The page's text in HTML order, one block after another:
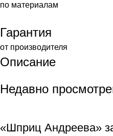
по материалам
Гарантия
от производителя
Описание
Недавно
«Шприц Андреева»